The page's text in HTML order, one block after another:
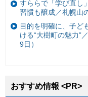
すららで「学び直し
習慣も醸成／札幌山
目的を明確に、子ど
ける“大樹町の魅力”
9日）
おすすめ情報 <PR>